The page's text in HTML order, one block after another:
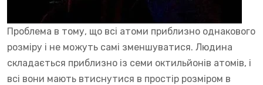
Проблема в тому, що всі атоми приблизно однакового
розміру і не можуть самі зменшуватися. Людина
складається приблизно із семи октильйонів атомів, і
всі вони мають втиснутися в простір розміром в